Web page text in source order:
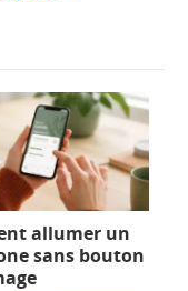
allumer un
sans bouton